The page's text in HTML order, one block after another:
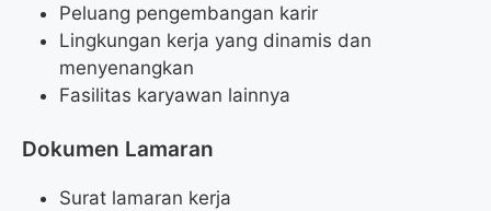
Peluang pengembangan karir
Lingkungan kerja yang dinamis dan
menyenangkan
Fasilitas karyawan lainnya
Dokumen Lamaran
Surat lamaran kerja